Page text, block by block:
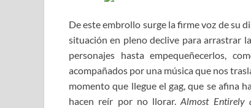
De este embrollo surge la firme voz de su
situación en pleno declive para arrastrar
personajes hasta empequeñecerlos,
acompañados por una música que nos
momento que llegue el gag, que se afina
hacen reír por no llorar.Almost Entirely